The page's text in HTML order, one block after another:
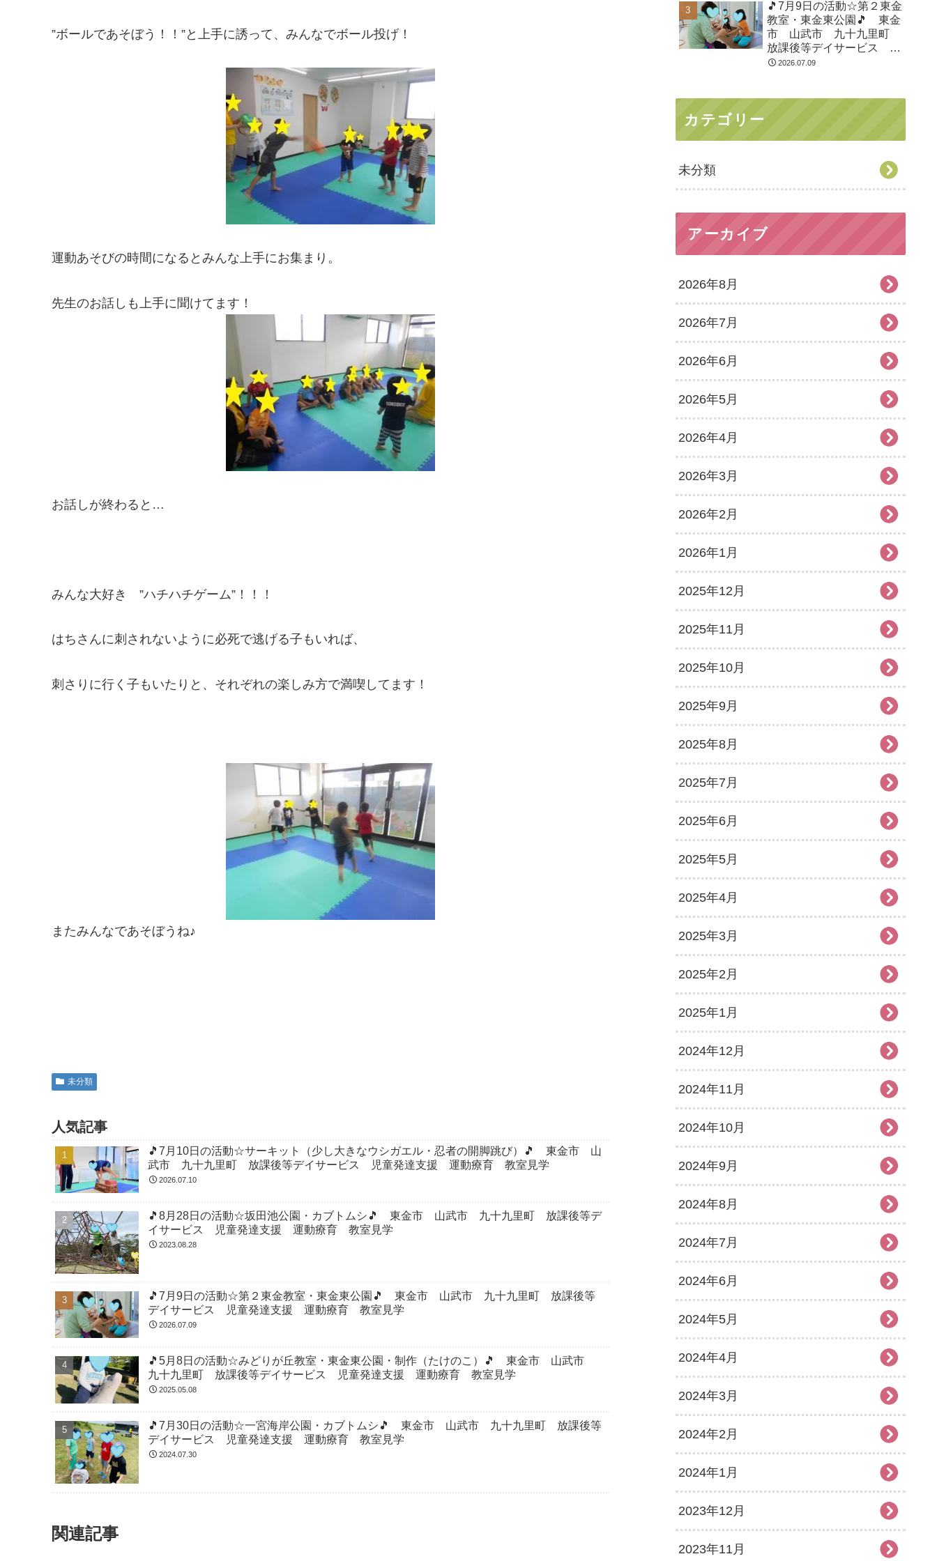
”ボールであそぼう！！”と上手に誘って、みんなでボール投げ！
運動あそびの時間になるとみんな上手にお集まり。
先生のお話しも上手に聞けてます！
お話しが終わると…
みんな大好き ”ハチハチゲーム”！！！
はちさんに刺されないように必死で逃げる子もいれば、
刺さりに行く子もいたりと、それぞれの楽しみ方で満喫してます！
またみんなであそぼうね♪
未分類
人気記事
🎵7月10日の活動☆サーキット（少し大きなウシガエル・忍者の開脚跳び）🎵 東金市 山
武市 九十九里町 放課後等デイサービス 児童発達支援 運動療育 教室見学
2026.07.10
🎵8月28日の活動☆坂田池公園・カブトムシ🎵 東金市 山武市 九十九里町 放課後等デ
イサービス 児童発達支援 運動療育 教室見学
2023.08.28
🎵7月9日の活動☆第２東金教室・東金東公園🎵 東金市 山武市 九十九里町 放課後等
デイサービス 児童発達支援 運動療育 教室見学
2026.07.09
🎵5月8日の活動☆みどりが丘教室・東金東公園・制作（たけのこ）🎵 東金市 山武市
九十九里町 放課後等デイサービス 児童発達支援 運動療育 教室見学
2025.05.08
🎵7月30日の活動☆一宮海岸公園・カブトムシ🎵 東金市 山武市 九十九里町 放課後等
デイサービス 児童発達支援 運動療育 教室見学
2024.07.30
関連記事
🎵7月9日の活動☆第２東金
教室・東金東公園🎵 東金
市 山武市 九十九里町
放課後等デイサービス 児
童発達支援 運動療育 教
2026.07.09
カテゴリー
未分類
アーカイブ
2026年8月
2026年7月
2026年6月
2026年5月
2026年4月
2026年3月
2026年2月
2026年1月
2025年12月
2025年11月
2025年10月
2025年9月
2025年8月
2025年7月
2025年6月
2025年5月
2025年4月
2025年3月
2025年2月
2025年1月
2024年12月
2024年11月
2024年10月
2024年9月
2024年8月
2024年7月
2024年6月
2024年5月
2024年4月
2024年3月
2024年2月
2024年1月
2023年12月
2023年11月